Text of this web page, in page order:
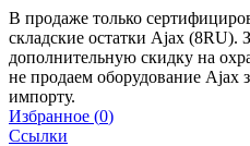
В продаже только
складские остатки Ajax (8RU).
дополнительную скидку на
не продаем оборудование Ajax
импорту.
Избранное (0)
Ссылки